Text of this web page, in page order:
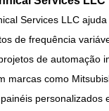
Services LLC
de frequência
de automação
marcas como
personalizados